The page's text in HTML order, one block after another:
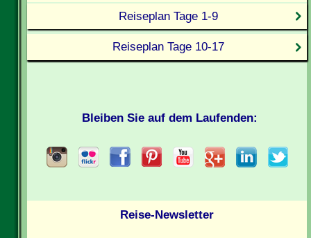
Reiseplan Tage 1-9
Reiseplan Tage 10-17
Bleiben Sie auf dem Laufenden:
Reise-Newsletter